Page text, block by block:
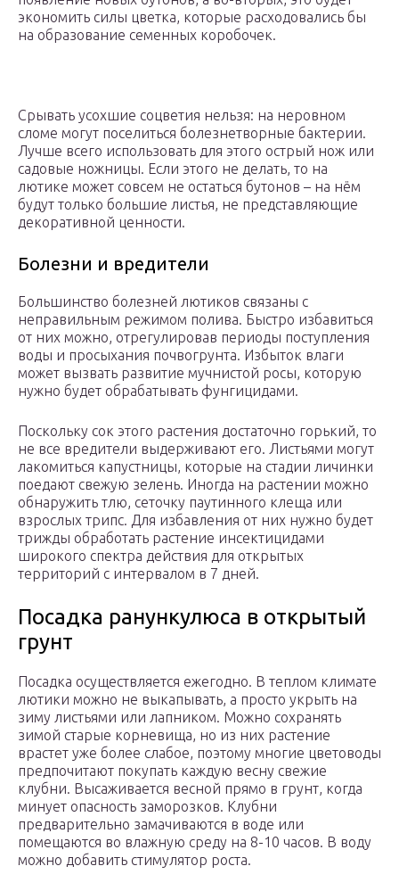
экономить силы цветка, которые расходовались бы
на образование семенных коробочек.
Срывать усохшие соцветия нельзя: на неровном
сломе могут поселиться болезнетворные бактерии.
Лучше всего использовать для этого острый нож или
садовые ножницы. Если этого не делать, то на
лютике может совсем не остаться бутонов – на нём
будут только большие листья, не представляющие
декоративной ценности.
Болезни и вредители
Большинство болезней лютиков связаны с
неправильным режимом полива. Быстро избавиться
от них можно, отрегулировав периоды поступления
воды и просыхания почвогрунта. Избыток влаги
может вызвать развитие мучнистой росы, которую
нужно будет обрабатывать фунгицидами.
Поскольку сок этого растения достаточно горький, то
не все вредители выдерживают его. Листьями могут
лакомиться капустницы, которые на стадии личинки
поедают свежую зелень. Иногда на растении можно
обнаружить тлю, сеточку паутинного клеща или
взрослых трипс. Для избавления от них нужно будет
трижды обработать растение инсектицидами
широкого спектра действия для открытых
территорий с интервалом в 7 дней.
Посадка ранункулюса в открытый
грунт
Посадка осуществляется ежегодно. В теплом климате
лютики можно не выкапывать, а просто укрыть на
зиму листьями или лапником. Можно сохранять
зимой старые корневища, но из них растение
врастет уже более слабое, поэтому многие цветоводы
предпочитают покупать каждую весну свежие
клубни. Высаживается весной прямо в грунт, когда
минует опасность заморозков. Клубни
предварительно замачиваются в воде или
помещаются во влажную среду на 8-10 часов. В воду
можно добавить стимулятор роста.